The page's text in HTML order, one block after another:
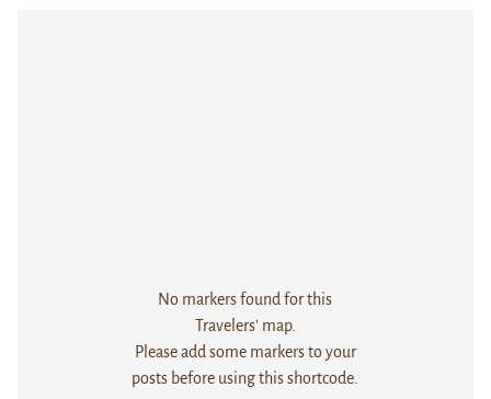
No markers found for this
Travelers' map.
Please add some markers to your
posts before using this shortcode.